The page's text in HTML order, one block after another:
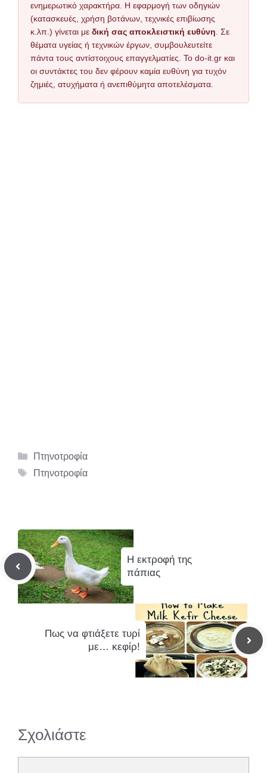
ενημερωτικό χαρακτήρα. Η εφαρμογή των οδηγιών
(κατασκευές, χρήση βοτάνων, τεχνικές επιβίωσης
κ.λπ.) γίνεται με δική σας αποκλειστική ευθύνη . Σε
θέματα υγείας ή τεχνικών έργων, συμβουλευτείτε
πάντα τους αντίστοιχους επαγγελματίες. Το do-it.gr και
οι συντάκτες του δεν φέρουν καμία ευθύνη για τυχόν
ζημιές, ατυχήματα ή ανεπιθύμητα αποτελέσματα.
Κατηγορίες
Πτηνοτροφία
Ετικέτες
Πτηνοτροφία
Η εκτροφή της
πάπιας
Πως να φτιάξετε τυρί
με… κεφίρ!
Σχολιάστε